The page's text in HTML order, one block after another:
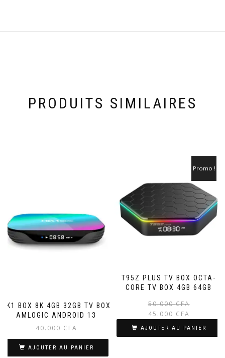
PRODUITS SIMILAIRES
HK1 BOX 8K 4GB 32GB TV BOX
AMLOGIC ANDROID 13
40.000 CFA
AJOUTER AU PANIER
T95Z PLUS TV BOX OCTA-
CORE TV BOX 4GB 64GB
Promo !
50.000CFA
45.000 CFA
AJOUTER AU PANIER